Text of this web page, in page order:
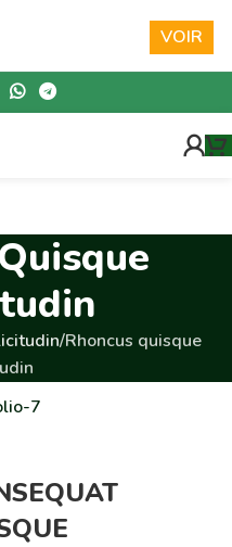
Rhoncus quisque
VOIR